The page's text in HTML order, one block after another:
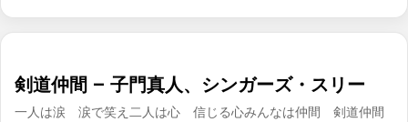
剣道仲間 – 子門真人、シンガーズ・スリー
一人は涙 涙で笑え二人は心 信じる心みんなは仲間 剣道仲間